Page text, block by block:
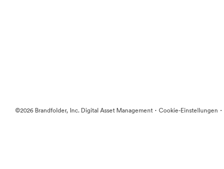
©2026 Brandfolder, Inc. Digital Asset Management · Cookie-Einstellungen ·